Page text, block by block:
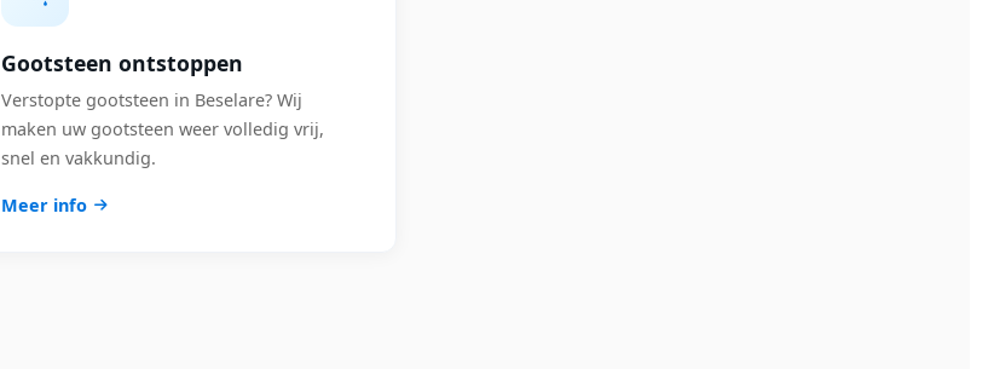
Gootsteen ontstoppen
Verstopte gootsteen in Beselare? Wij
maken uw gootsteen weer volledig vrij,
snel en vakkundig.
Meer info